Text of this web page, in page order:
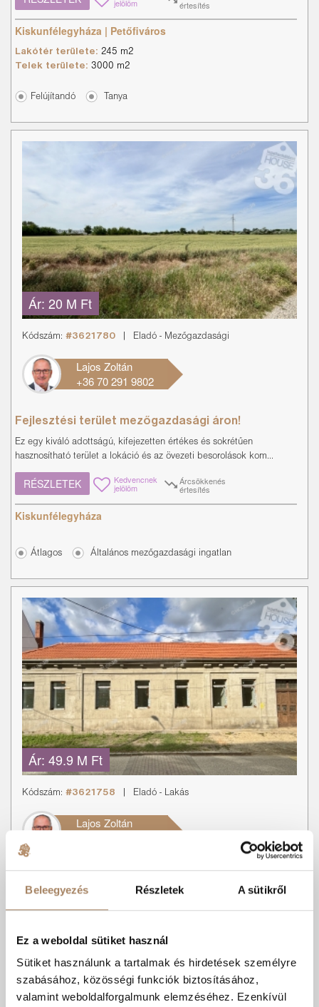
Beleegyezés Részletek A sütikről
Ez a weboldal sütiket használ
Sütiket használunk a tartalmak és hirdetések személyre
szabásához, közösségi funkciók biztosításához,
valamint weboldalforgalmunk elemzéséhez. Ezenkívül
jelölöm értesítés
Kiskunfélegyháza | Petőfiváros
Lakótér területe: 245 m2
Telek területe: 3000 m2
Felújítandó Tanya
Ár: 20 M Ft
Kódszám: #3621780 Eladó - Mezőgazdasági
Lajos Zoltán
+36 70 291 9802
Fejlesztési terület mezőgazdasági áron!
Ez egy kiváló adottságú, kifejezetten értékes és sokrétűen
hasznosítható terület a lokáció és az övezeti besorolások kom...
RÉSZLETEK Kedvencnek
jelölöm
Árcsökkenés
értesítés
Kiskunfélegyháza
Átlagos Általános mezőgazdasági ingatlan
Ár: 49.9 M Ft
Kódszám: #3621758 Eladó - Lakás
Lajos Zoltán
ABSZOLÚT BELVÁROSÁBA...
MINŐSÉGI ÚJSZERŰ LAKÁS KISKUNFÉLEGYHÁZA ABSZOLÚT
Vá...
RÉSZLETEK Kedvencnek Árcsökkenés
Kiskunfélegyháza | Belváros